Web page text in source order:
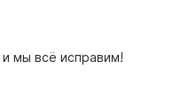
и мы всё исправим!